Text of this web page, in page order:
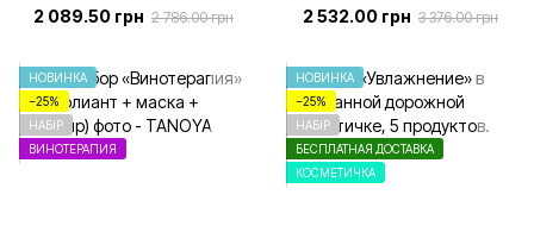
комплекс для упругости и
сияния кожи»
2 089.50 грн 2 786.00 грн
для кожи 45+»
2 532.00 грн 3 376.00 грн
НОВИНКА
−25%
НАБІР
ВИНОТЕРАПИЯ
НОВИНКА
−25%
НАБІР
БЕСПЛАТНАЯ ДОСТАВКА
КОСМЕТИЧКА